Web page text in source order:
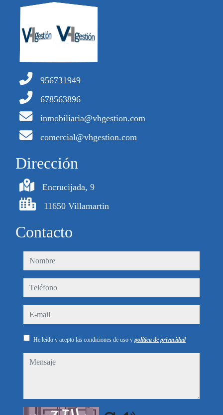
956731949
678563896
inmobiliaria@vhgestion.com
comercial@vhgestion.com
Dirección
Encrucijada, 9
11650 Villamartin
Contacto
nombre
teléfono
e-mail
He leído y acepto las condiciones de uso y política de privacidad
mensaje